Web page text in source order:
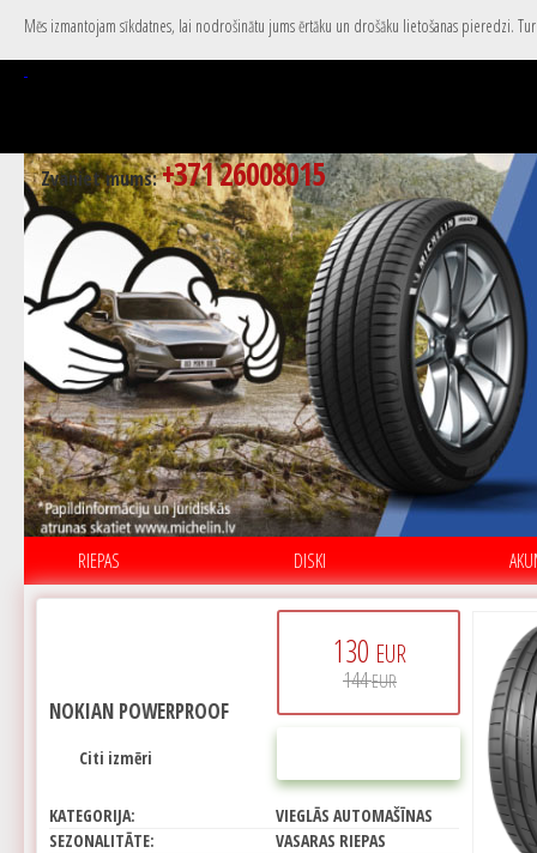
Mēs izmantojam sīkdatnes, lai nodrošinātu jums ērtāku un drošāku lietošanas pieredzi.
Zvaniet mums:+371 26008015
RIEPAS DISKI
130 EUR
144EUR
NOKIAN POWERPROOF
Citi izmēri
KATEGORIJA:
VIEGLĀS AUTOMAŠĪNAS
SEZONALITĀTE:
VASARAS RIEPAS